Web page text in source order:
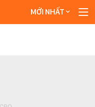
MỚI NHẤT